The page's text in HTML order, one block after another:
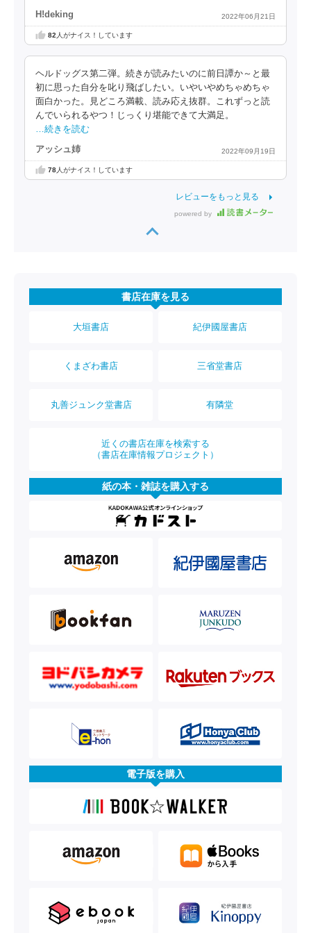
H!deking 2022年06月21日
82 人がナイス！しています
ヘルドッグス第二弾。続きが読みたいのに前日譚か～と最
初に思った自分を叱り飛ばしたい。いやいやめちゃめちゃ
面白かった。見どころ満載、読み応え抜群。これずっと読
んでいられるやつ！じっくり堪能できて大満足。
…続きを読む
アッシュ姉 2022年09月19日
78人がナイス！しています
レビューをもっと見る
powered by
書店在庫を見る
大垣書店 紀伊國屋書店
くまざわ書店 三省堂書店
丸善ジュンク堂書店 有隣堂
近くの書店在庫を検索する
（書店在庫情報プロジェクト）
紙の本・雑誌を購入する
電子版を購入